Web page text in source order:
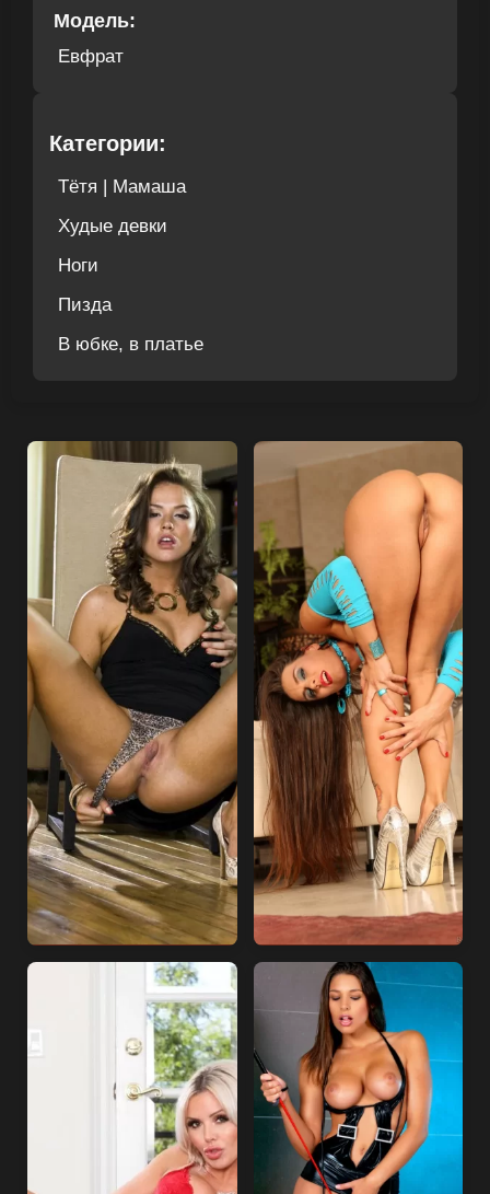
Модель:
Евфрат
Категории:
Тётя | Мамаша
Худые девки
Ноги
Пизда
В юбке, в платье